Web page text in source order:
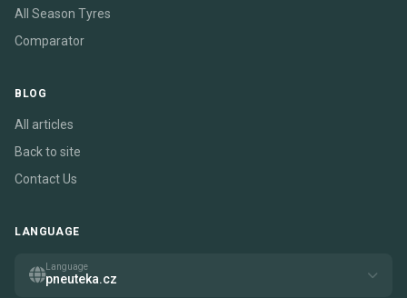
All Season Tyres
Comparator
BLOG
All articles
Back to site
Contact Us
LANGUAGE
Language
pneuteka.cz